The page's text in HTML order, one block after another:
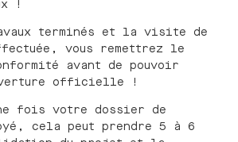
!
terminés et la visite de
vous remettrez le
avant de pouvoir
officielle !
fois votre dossier de
cela peut prendre 5 à 6